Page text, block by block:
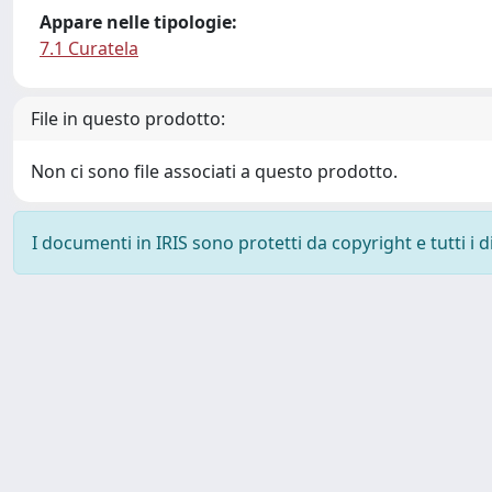
Appare nelle tipologie:
7.1 Curatela
File in questo prodotto:
Non ci sono file associati a questo prodotto.
I documenti in IRIS sono protetti da copyright e tutti i